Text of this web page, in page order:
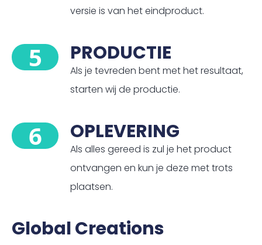
versie is van het eindproduct.
5 PRODUCTIE
Als je tevreden bent met het resultaat,
starten wij de productie.
6 OPLEVERING
Als alles gereed is zul je het product
ontvangen en kun je deze met trots
plaatsen.
Global Creations